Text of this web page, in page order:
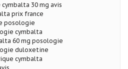
30 mg avis
prix france
posologie
cymbalta
60 mg posologie
duloxetine
cymbalta